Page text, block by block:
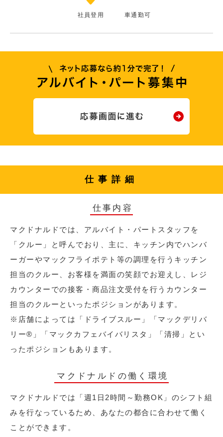
社員登用 車通勤可
仕事詳細
仕事内容
マクドナルドでは、アルバイト・パートスタッフを
「クルー」と呼んでおり、主に、キッチン内でハンバ
ーガーやマックフライポテト等の調理を行うキッチン
担当のクルー、お客様を満面の笑顔でお迎えし、レジ
カウンターでの接客・商品注文受付を行うカウンター
担当のクルーといったポジションがあります。
※店舗によっては「ドライブスルー」「マックデリバ
リー®︎」「マックカフェバイバリスタ」「清掃」とい
ったポジションもあります。
マクドナルドの働く環境
マクドナルドでは「週1日2時間～勤務OK」のシフト組
みを行なっているため、あなたの都合に合わせて働く
ことができます。